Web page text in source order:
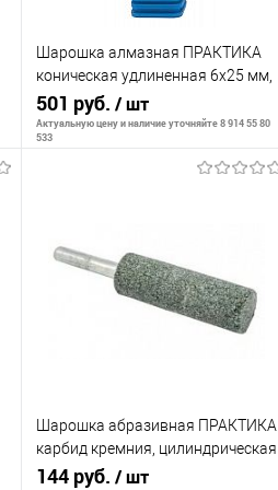
Шарошка алмазная ПРАКТИКА
коническая удлиненная 6х25 мм,
хвост 6 мм,
501 руб. / шт
Актуальную цену и наличие уточняйте 8 914 55 80
533
К сравнению
В наличии
Шарошка абразивная ПРАКТИКА
карбид кремния, цилиндрическая
16х50 мм, хвост 6 мм, блистер
144 руб. / шт